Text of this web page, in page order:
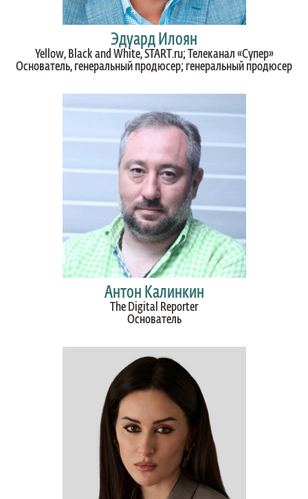
Эдуард Илоян
Yellow, Black and White, START.ru; Телеканал «Супер»
Основатель, генеральный продюсер; генеральный продюсер
Антон Калинкин
The Digital Reporter
Основатель